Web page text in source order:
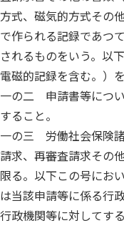
方式、磁気的方式その
で作られる記録であつ
されるものをいう。以
電磁的記録を含む。）
一の二 申請書等につ
すること。
一の三 労働社会保険
請求、再審査請求その
限る。以下この号にお
は当該申請等に係る行
行政機関等に対してす